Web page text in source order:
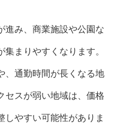
進み、商業施設や公園な
まりやすくなります。
、通勤時間が長くなる地
セスが弱い地域は、価格
しやすい可能性がありま